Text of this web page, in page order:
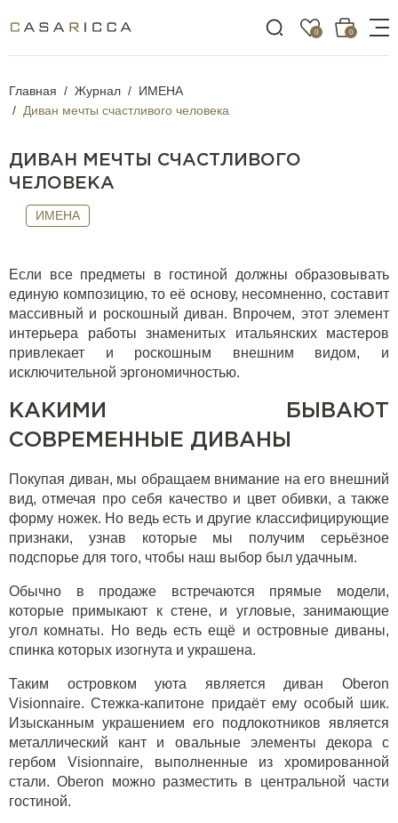
0 0
Главная Журнал
ИМЕНА
Диван мечты счастливого человека
ДИВАН МЕЧТЫ СЧАСТЛИВОГО
ЧЕЛОВЕКА
ИМЕНА
Если все предметы в гостиной должны образовывать
единую композицию, то её основу, несомненно, составит
массивный и роскошный диван. Впрочем, этот элемент
интерьера работы знаменитых итальянских мастеров
привлекает и роскошным внешним видом, и
исключительной эргономичностью.
КАКИМИ БЫВАЮТ
СОВРЕМЕННЫЕ ДИВАНЫ
Покупая диван, мы обращаем внимание на его внешний
вид, отмечая про себя качество и цвет обивки, а также
форму ножек. Но ведь есть и другие классифицирующие
признаки, узнав которые мы получим серьёзное
подспорье для того, чтобы наш выбор был удачным.
Обычно в продаже встречаются прямые модели,
которые примыкают к стене, и угловые, занимающие
угол комнаты. Но ведь есть ещё и островные диваны,
спинка которых изогнута и украшена.
Таким островком уюта является диван Oberon
Visionnaire. Стежка-капитоне придаёт ему особый шик.
Изысканным украшением его подлокотников является
металлический кант и овальные элементы декора с
гербом Visionnaire, выполненные из хромированной
стали. Oberon можно разместить в центральной части
гостиной.